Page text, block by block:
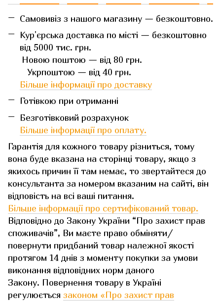
Самовивіз з нашого магазину — безкоштовно.
Кур'єрська доставка по місті — безкоштовно
від 5000 тис. грн.
Новою поштою — від 80 грн.
Укрпоштою — від 40 грн.
Більше інформації про доставку
Готівкою при отриманні
Безготівковий розрахунок
Більше інформації про оплату.
Гарантія для кожного товару різниться, тому
вона буде вказана на сторінці товару, якщо з
якихось причин її там немає, то звертайтеся до
консультанта за номером вказаним на сайті, він
відповість на всі ваші питання.
Більше інформації про сертифікований товар.
Відповідно до Закону України “Про захист прав
споживачів”, Ви маєте право обміняти/
повернути придбаний товар належної якості
протягом 14 днів з моменту покупки за умови
виконання відповідних норм даного
Закону. Повернення товару в Україні
регулюється законом «Про захист прав